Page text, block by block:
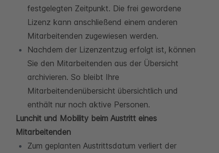
festgelegten Zeitpunkt. Die frei gewordene
Lizenz kann anschließend einem anderen
Mitarbeitenden zugewiesen werden.
Nachdem der Lizenzentzug erfolgt ist, können
Sie den Mitarbeitenden aus der Übersicht
archivieren. So bleibt Ihre
Mitarbeitendenübersicht übersichtlich und
enthält nur noch aktive Personen.
Lunchit und Mobility beim Austritt eines
Mitarbeitenden
Zum geplanten Austrittsdatum verliert der